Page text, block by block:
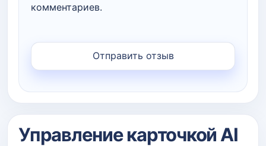
комментариев.
Управление карточкой AI